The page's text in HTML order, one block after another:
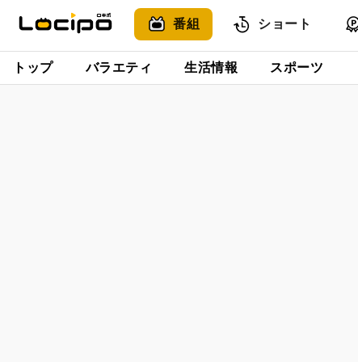
番組 ショート
トップ バラエティ 生活情報 スポーツ